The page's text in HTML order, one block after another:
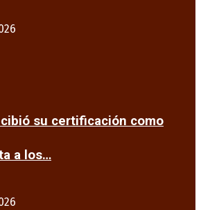
su certificación como
a los…